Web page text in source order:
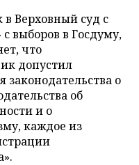
в Верховный суд с
выборов в Госдуму,
что
допустил
о
об
и о
каждое из